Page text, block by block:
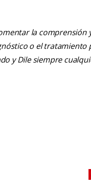
la
o el
y Dile siempre